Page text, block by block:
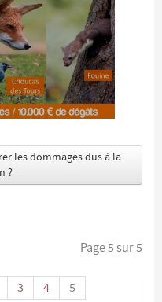
les dommages dus à la
?
Page 5 sur 5
3 4
5